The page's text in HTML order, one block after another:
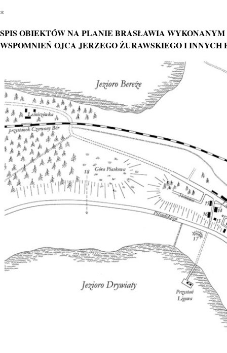
*
SPIS OBIEKTÓW NA PLANIE BRASŁAWIA
WSPOMNIEŃ OJCA JERZEGO ŻURAWSKIEGO I INNYCH